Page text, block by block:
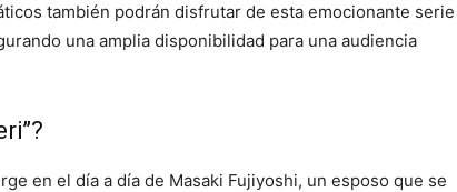
también podrán disfrutar de esta emocionante serie
una amplia disponibilidad para una audiencia
en el día a día de Masaki Fujiyoshi, un esposo que se